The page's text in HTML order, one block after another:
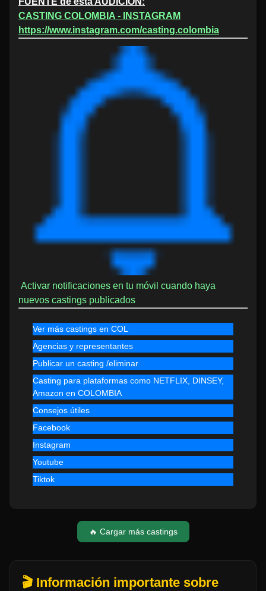
CASTING COLOMBIA - INSTAGRAM
https://www.instagram.com/casting.colombia
Activar notificaciones en tu móvil cuando haya
nuevos castings publicados
Ver más castings en COL
Agencias y representantes
Publicar un casting /eliminar
Casting para plataformas como NETFLIX, DINSEY,
Amazon en COLOMBIA
Consejos útiles
Facebook
Instagram
Youtube
Tiktok
🔥 Cargar más castings
🎬 Información importante sobre